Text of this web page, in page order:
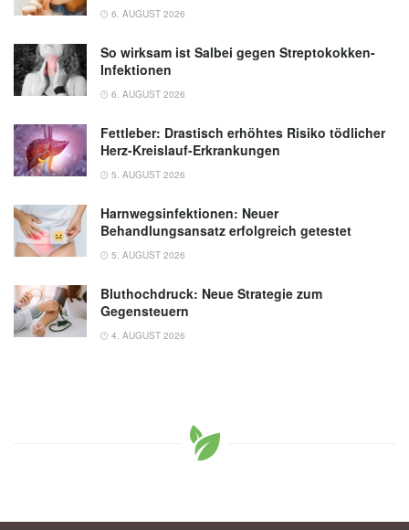
6. AUGUST 2026
So wirksam ist Salbei gegen Streptokokken-
Infektionen
6. AUGUST 2026
Fettleber: Drastisch erhöhtes Risiko tödlicher
Herz-Kreislauf-Erkrankungen
5. AUGUST 2026
Harnwegsinfektionen: Neuer
Behandlungsansatz erfolgreich getestet
5. AUGUST 2026
Bluthochdruck: Neue Strategie zum
Gegensteuern
4. AUGUST 2026